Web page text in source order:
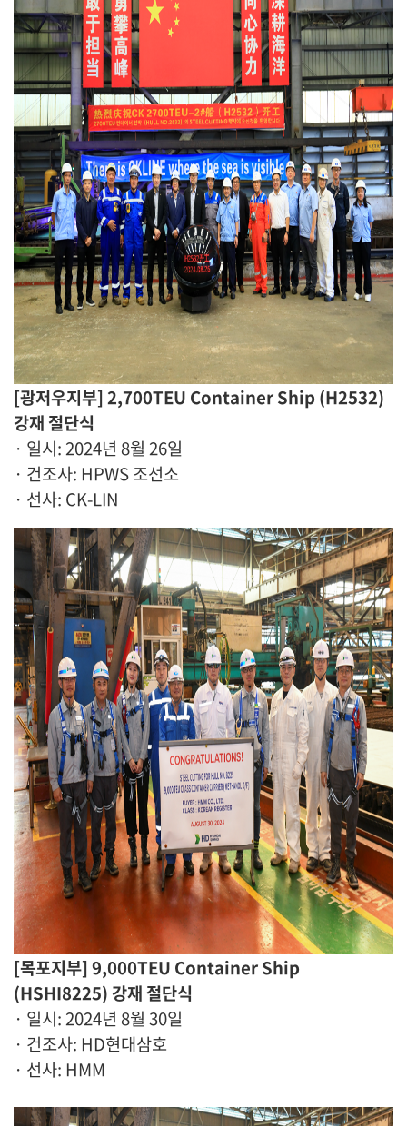
[광저우지부] 2,700TEU Container Ship (H2532)
강재 절단식
· 일시: 2024년 8월 26일
· 건조사: HPWS 조선소
· 선사: CK-LIN
[목포지부] 9,000TEU Container Ship
(HSHI8225) 강재 절단식
· 일시: 2024년 8월 30일
· 건조사: HD현대삼호
· 선사: HMM